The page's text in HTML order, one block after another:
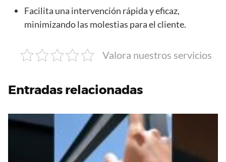
Facilita una intervención rápida y eficaz,
minimizando las molestias para el cliente.
Valora nuestros servicios
Entradas relacionadas